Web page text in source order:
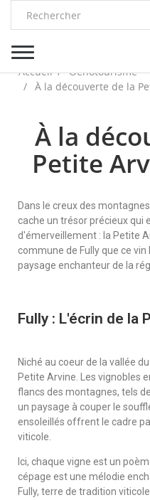
Accueil
Oenotourisme
À la découverte de la
À la
Petite
Dans le creux des
cache un trésor précieux qui
d'émerveillement : la Petite
commune de Fully que ce vin
paysage enchanteur de la
Fully : L'écrin de la
Niché au coeur de la vallée
Petite Arvine. Les vignobles
flancs des montagnes, tels
un paysage à couper le
ensoleillés offrent le cadre
viticole.
Ici, chaque vigne est un
cépage est une mélodie
Fully, terre de tradition